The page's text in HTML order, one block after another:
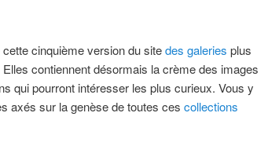
cinquième version du sitedes galeries plus
contiennent désormais la crème des images
qui pourront intéresser les plus curieux. Vous y
axés sur la genèse de toutes ces collections